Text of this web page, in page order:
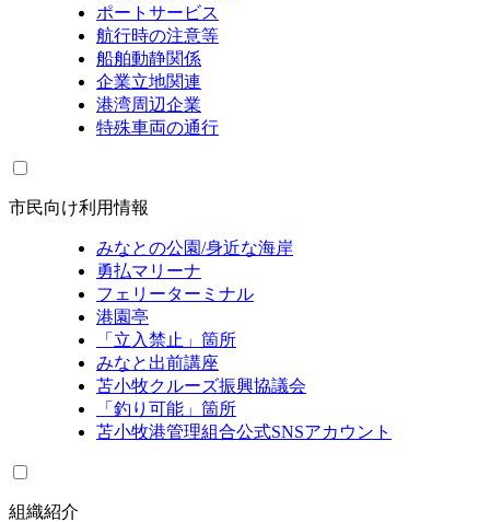
ポートサービス
航行時の注意等
船舶動静関係
企業立地関連
港湾周辺企業
特殊車両の通行
市民向け利用情報
みなとの公園/身近な海岸
勇払マリーナ
フェリーターミナル
港園亭
「立入禁止」箇所
みなと出前講座
苫小牧クルーズ振興協議会
「釣り可能」箇所
苫小牧港管理組合公式SNSアカウント
組織紹介